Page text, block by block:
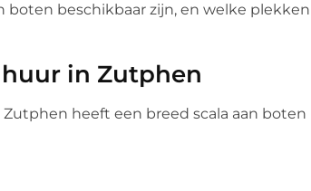
beschikbaar zijn, en welke plekken
in Zutphen
heeft een breed scala aan boten